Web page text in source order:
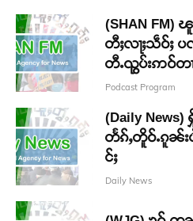
(SHAN FM)
တီႈလႃႈသဵဝ်ႈ ပ
တီႉၺွပ်းဢဝ်တ
Podcast Program
(Daily News)
တႅၵ်ႇတိူဝ်ႉၵူၼ်း
င်ႈ
Daily News